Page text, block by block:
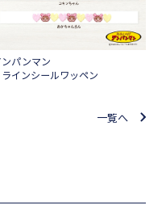
ンパンマン
インシールワッペン
一覧へ